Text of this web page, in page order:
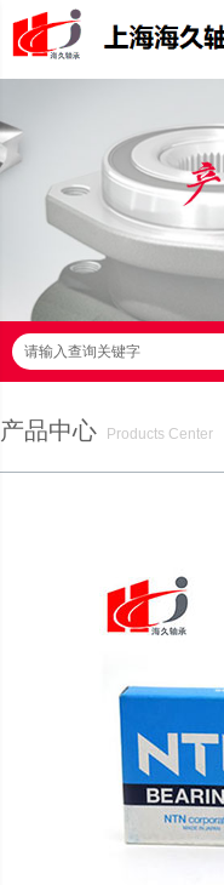
请输入查询关键字
产品中心
Products Center